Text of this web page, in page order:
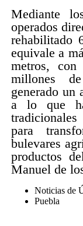
Mediante
operados
rehabilitado
equivale a
metros,
millones
generado un
a lo que
para
bulevares
productos
Manuel de
Noticias de
Puebla